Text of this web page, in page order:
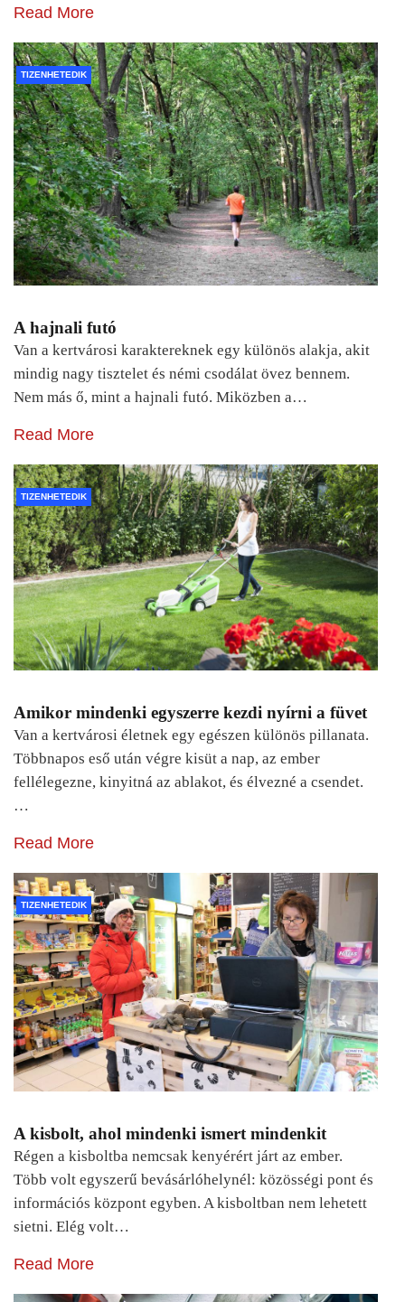
Read More
TIZENHETEDIK
A hajnali futó
Van a kertvárosi karaktereknek egy különös alakja, akit
mindig nagy tisztelet és némi csodálat övez bennem.
Nem más ő, mint a hajnali futó. Miközben a…
Read More
TIZENHETEDIK
Amikor mindenki egyszerre kezdi nyírni a füvet
Van a kertvárosi életnek egy egészen különös pillanata.
Többnapos eső után végre kisüt a nap, az ember
fellélegezne, kinyitná az ablakot, és élvezné a csendet.
…
Read More
TIZENHETEDIK
A kisbolt, ahol mindenki ismert mindenkit
Régen a kisboltba nemcsak kenyérért járt az ember.
Több volt egyszerű bevásárlóhelynél: közösségi pont és
információs központ egyben. A kisboltban nem lehetett
sietni. Elég volt…
Read More